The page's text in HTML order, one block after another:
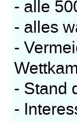
- alle
- alles
-
- Stand
-